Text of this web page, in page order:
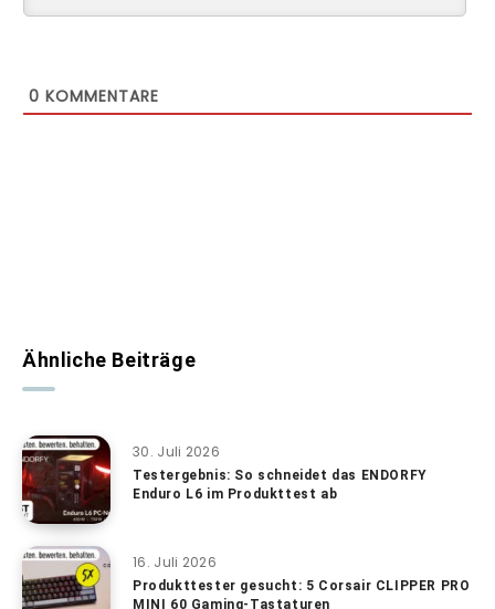
0 KOMMENTARE
Ähnliche Beiträge
30. Juli 2026
Testergebnis: So schneidet das ENDORFY
Enduro L6 im Produkttest ab
16. Juli 2026
Produkttester gesucht: 5 Corsair CLIPPER PRO
MINI 60 Gaming-Tastaturen